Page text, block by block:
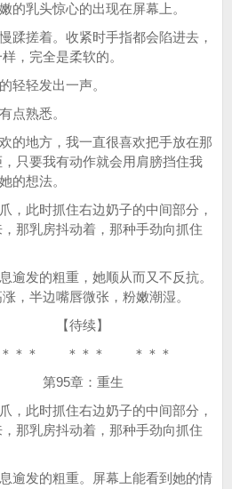
乳头惊心的出现在屏幕上。
搓着。收紧时手指都会陷进去，
，完全是柔软的。
轻发出一声。
熟悉。
地方，我一直很喜欢把手放在那
只要我有动作就会用肩膀挡住我
的想法。
此时抓住右边奶子的中间部分，
那乳房抖动着，那种手劲向抓住
的粗重，她顺从而又不反抗。
，半边嘴唇微张，粉嫩潮湿。
】
＊ ＊＊＊
重生
此时抓住右边奶子的中间部分，
那乳房抖动着，那种手劲向抓住
发的粗重。屏幕上能看到她的情